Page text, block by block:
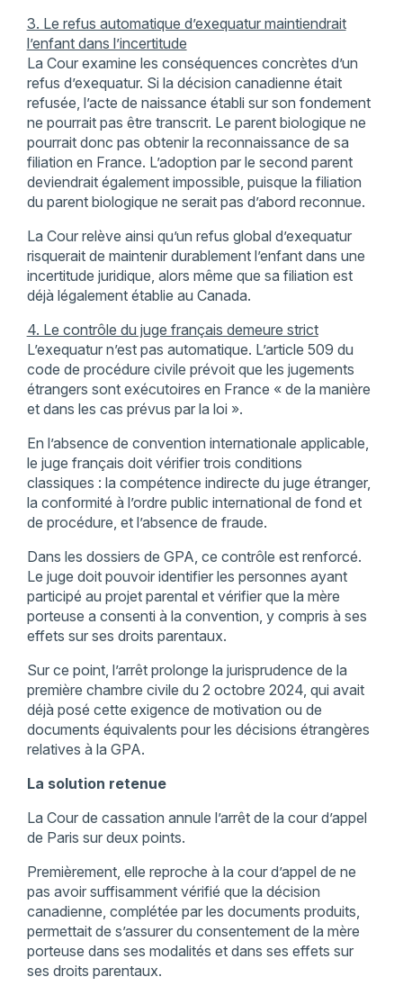
3. Le refus automatique d’exequatur maintiendrait
l’enfant dans l’incertitude
La Cour examine les conséquences concrètes d’un
refus d’exequatur. Si la décision canadienne était
refusée, l’acte de naissance établi sur son fondement
ne pourrait pas être transcrit. Le parent biologique ne
pourrait donc pas obtenir la reconnaissance de sa
filiation en France. L’adoption par le second parent
deviendrait également impossible, puisque la filiation
du parent biologique ne serait pas d’abord reconnue.
La Cour relève ainsi qu’un refus global d’exequatur
risquerait de maintenir durablement l’enfant dans une
incertitude juridique, alors même que sa filiation est
déjà légalement établie au Canada.
4. Le contrôle du juge français demeure strict
L’exequatur n’est pas automatique. L’article 509 du
code de procédure civile prévoit que les jugements
étrangers sont exécutoires en France « de la manière
et dans les cas prévus par la loi ».
En l’absence de convention internationale applicable,
le juge français doit vérifier trois conditions
classiques : la compétence indirecte du juge étranger,
la conformité à l’ordre public international de fond et
de procédure, et l’absence de fraude.
Dans les dossiers de GPA, ce contrôle est renforcé.
Le juge doit pouvoir identifier les personnes ayant
participé au projet parental et vérifier que la mère
porteuse a consenti à la convention, y compris à ses
effets sur ses droits parentaux.
Sur ce point, l’arrêt prolonge la jurisprudence de la
première chambre civile du 2 octobre 2024, qui avait
déjà posé cette exigence de motivation ou de
documents équivalents pour les décisions étrangères
relatives à la GPA.
La solution retenue
La Cour de cassation annule l’arrêt de la cour d’appel
de Paris sur deux points.
Premièrement, elle reproche à la cour d’appel de ne
pas avoir suffisamment vérifié que la décision
canadienne, complétée par les documents produits,
permettait de s’assurer du consentement de la mère
porteuse dans ses modalités et dans ses effets sur
ses droits parentaux.